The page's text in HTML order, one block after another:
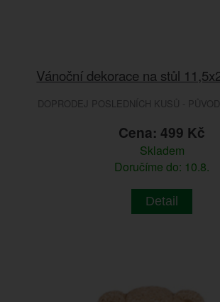
Vánoční dekorace na stůl
DOPRODEJ POSLEDNÍCH KUSŮ -
Cena: 499 Kč
Skladem
Doručíme do: 10.8.
Detail